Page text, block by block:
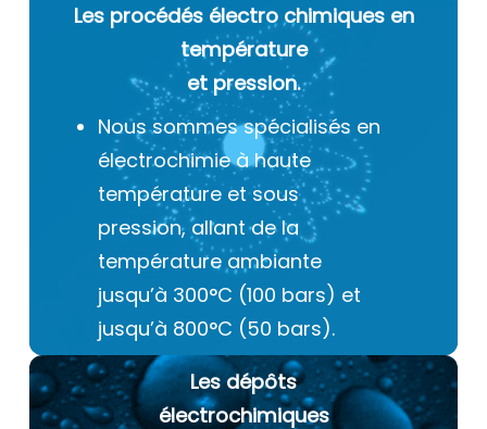
Les procédés électro chimiques en
température
et pression.
Nous sommes spécialisés en
électrochimie à haute
température et sous
pression, allant de la
température ambiante
jusqu’à 300°C (100 bars) et
jusqu’à 800°C (50 bars).
Les dépôts
électrochimiques